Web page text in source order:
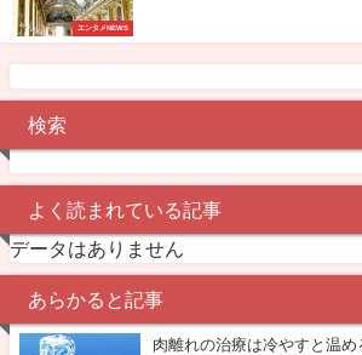
エンタメNEWS
検索
よく読まれている記事
データはありません
あらかると記事
肉離れの治療は冷やすと温